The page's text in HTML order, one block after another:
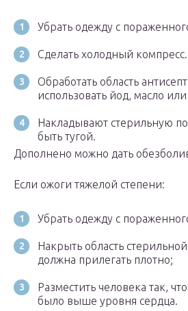
Убрать одежду с
Сделать холодный
Обработать область
использовать йод, масло
Накладывают стерильную
быть тугой.
Дополнено можно дать
Если ожоги тяжелой степени:
Убрать одежду с
Накрыть область
должна прилегать плотно;
Разместить человека так,
было выше уровня сердца.